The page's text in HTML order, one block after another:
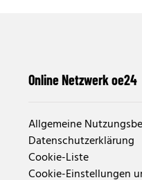
Online Netzwerk oe24
Allgemeine
Datenschutzerklärung
Cookie-Liste
Cookie-Einstellungen